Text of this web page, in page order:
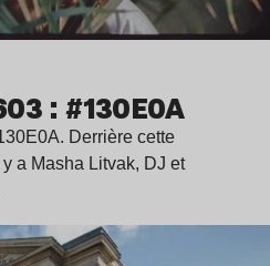
: #130E0A
Derrière cette
a Masha Litvak, DJ et